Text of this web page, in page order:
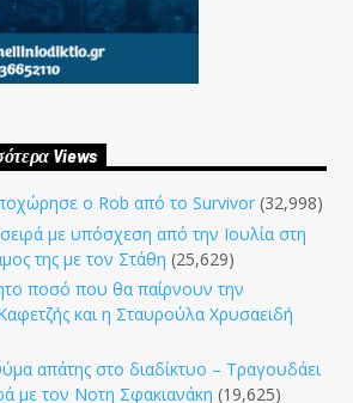
Views
ο Rob από το Survivor (32,998)
με υπόσχεση από την Ιουλία στη
της με τον Στάθη (25,629)
ποσό που θα παίρνουν την
και η Σταυρούλα Χρυσαειδή
απάτης στο διαδίκτυο – Τραγουδάει
με τον Νοτη Σφακιανάκη (19,625)